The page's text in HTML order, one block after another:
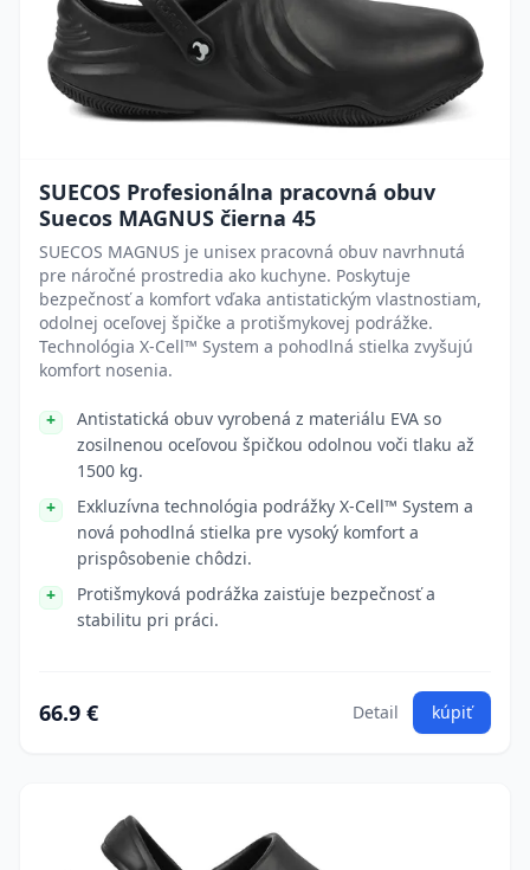
SUECOS Profesionálna pracovná obuv
Suecos MAGNUS čierna 45
SUECOS MAGNUS je unisex pracovná obuv navrhnutá
pre náročné prostredia ako kuchyne. Poskytuje
bezpečnosť a komfort vďaka antistatickým vlastnostiam,
odolnej oceľovej špičke a protišmykovej podrážke.
Technológia X-Cell™ System a pohodlná stielka zvyšujú
komfort nosenia.
Antistatická obuv vyrobená z materiálu EVA so
zosilnenou oceľovou špičkou odolnou voči tlaku až
1500 kg.
Exkluzívna technológia podrážky X-Cell™ System a
nová pohodlná stielka pre vysoký komfort a
prispôsobenie chôdzi.
Protišmyková podrážka zaisťuje bezpečnosť a
stabilitu pri práci.
66.9 € Detail kúpiť